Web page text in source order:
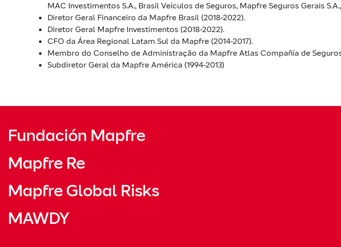
MAC Investimentos S.A., Brasil Veículos de Seguros, Mapfre Seguros Gerais
Diretor Geral Financeiro da Mapfre Brasil (2018-2022).
Diretor Geral Mapfre Investimentos (2018-2022).
CFO da Área Regional Latam Sul da Mapfre (2014-2017).
Membro do Conselho de Administração da Mapfre Atlas Compañía de Seguros
Subdiretor Geral da Mapfre América (1994-2013)
Fundación Mapfre
Mapfre Re
Mapfre Global Risks
MAWDY